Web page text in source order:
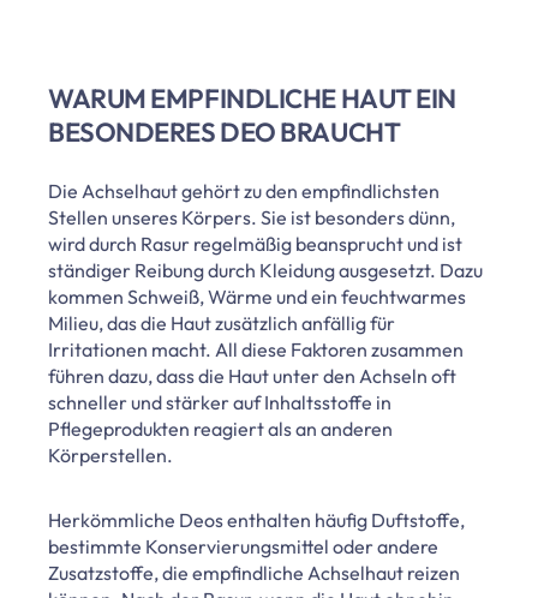
WARUM EMPFINDLICHE HAUT EIN
BESONDERES DEO BRAUCHT
Die Achselhaut gehört zu den empfindlichsten
Stellen unseres Körpers. Sie ist besonders dünn,
wird durch Rasur regelmäßig beansprucht und ist
ständiger Reibung durch Kleidung ausgesetzt. Dazu
kommen Schweiß, Wärme und ein feuchtwarmes
Milieu, das die Haut zusätzlich anfällig für
Irritationen macht. All diese Faktoren zusammen
führen dazu, dass die Haut unter den Achseln oft
schneller und stärker auf Inhaltsstoffe in
Pflegeprodukten reagiert als an anderen
Körperstellen.
Herkömmliche Deos enthalten häufig Duftstoffe,
bestimmte Konservierungsmittel oder andere
Zusatzstoffe, die empfindliche Achselhaut reizen